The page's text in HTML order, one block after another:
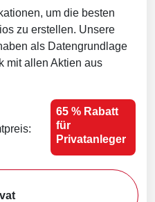
um die besten
zu erstellen. Unsere
als Datengrundlage
mit allen Aktien aus
65 % Rabatt
für
Privatanleger